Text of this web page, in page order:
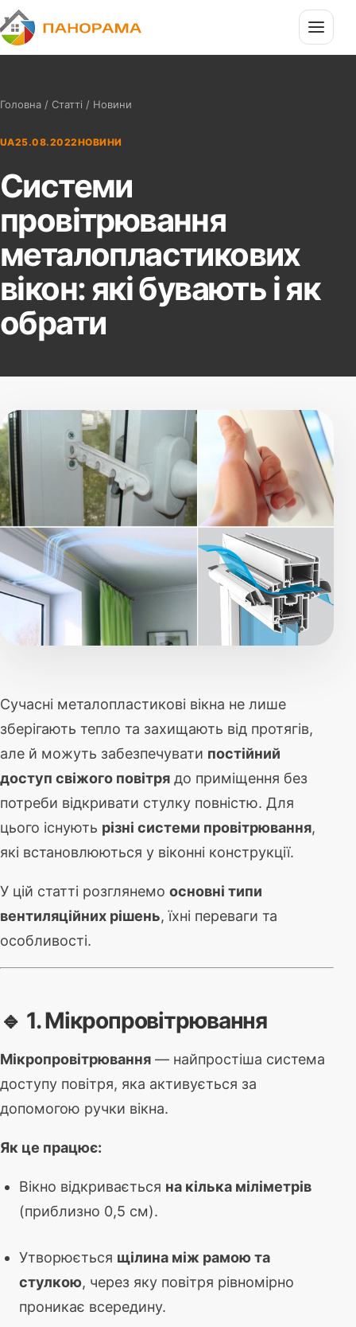
П
Панорама
Головна / Статті / Новини
UA25.08.2022НОВИНИ
Системи
провітрювання
металопластикових
вікон: які бувають і як
обрати
Сучасні металопластикові вікна не лише
зберігають тепло та захищають від протягів,
але й можуть забезпечувати постійний
доступ свіжого повітря до приміщення без
потреби відкривати стулку повністю. Для
цього існують різні системи провітрювання,
які встановлюються у віконні конструкції.
У цій статті розглянемо основні типи
вентиляційних рішень, їхні переваги та
особливості.
🔹 1. Мікропровітрювання
Мікропровітрювання — найпростіша система
доступу повітря, яка активується за
допомогою ручки вікна.
Як це працює:
Вікно відкривається на кілька міліметрів
(приблизно 0,5 см).
Утворюється щілина між рамою та
стулкою, через яку повітря рівномірно
проникає всередину.